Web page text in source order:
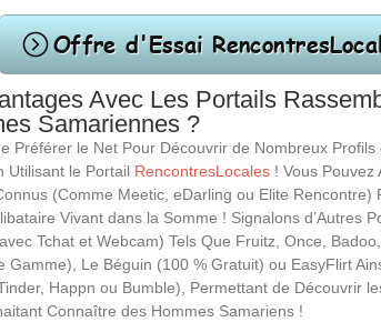
Avec Les Portails
Samariennes ?
Préférer le Net Pour Découvrir de Nombreux
Utilisant le Portail RencontresLocales ! Vous Pouvez
(Comme Meetic, eDarling ou Elite Rencontre)
Vivant dans la Somme ! Signalons d’Autres
Tchat et Webcam) Tels Que Fruitz, Once,
Gamme), Le Béguin (100 % Gratuit) ou EasyFlirt
Happn ou Bumble), Permettant de Découvrir
Connaître des Hommes Samariens !